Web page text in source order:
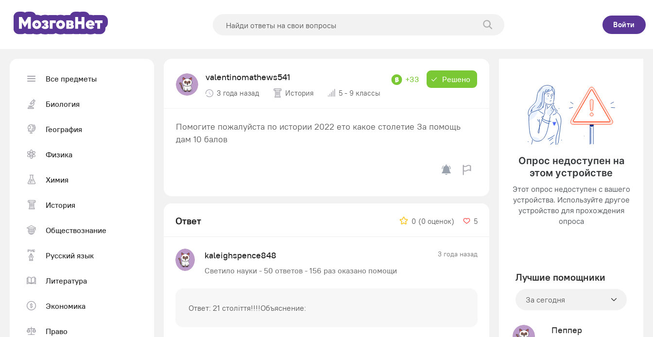
Войти
Все предметы
Биология
География
Физика
Химия
История
Обществознание
Русский язык
Литература
Экономика
Право
valentinomathews541 +33 Решено
3 года назад История 5 - 9 классы
Помогите пожалуйста по истории 2022 ето какое столетие За помощь
дам 10 балов
Ответ 0 (0 оценок) 5
kaleighspence848 3 года назад
Светило науки - 50 ответов - 156 раз оказано помощи
Ответ: 21 століття!!!!Объяснение:
Лучшие помощники
За сегодня
Пеппер